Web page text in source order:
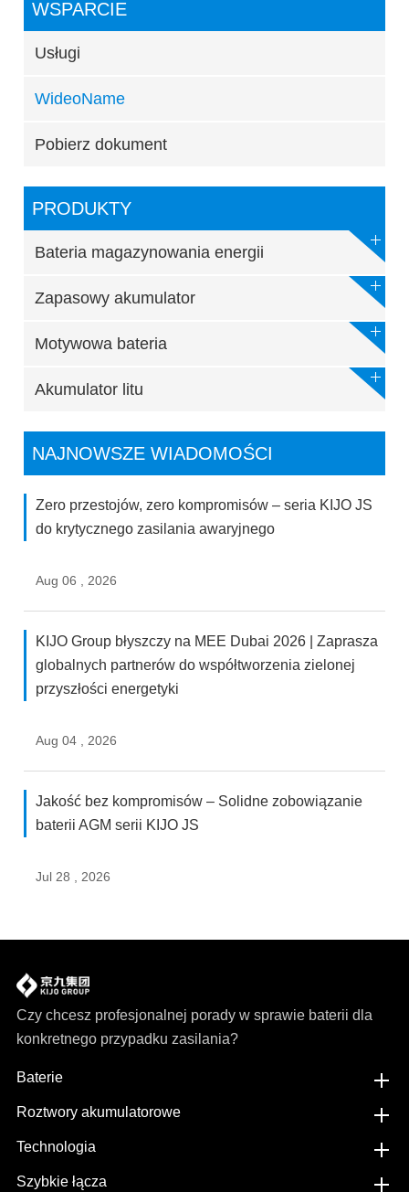
WSPARCIE
Usługi
WideoName
Pobierz dokument
PRODUKTY
Bateria magazynowania energii
Zapasowy akumulator
Motywowa bateria
Akumulator litu
NAJNOWSZE WIADOMOŚCI
Zero przestojów, zero kompromisów – seria KIJO JS
do krytycznego zasilania awaryjnego
Aug 06 , 2026
KIJO Group błyszczy na MEE Dubai 2026 | Zaprasza
globalnych partnerów do współtworzenia zielonej
przyszłości energetyki
Aug 04 , 2026
Jakość bez kompromisów – Solidne zobowiązanie
baterii AGM serii KIJO JS
Jul 28 , 2026
Czy chcesz profesjonalnej porady w sprawie baterii dla
konkretnego przypadku zasilania?
Baterie
Roztwory akumulatorowe
Technologia
Szybkie łącza